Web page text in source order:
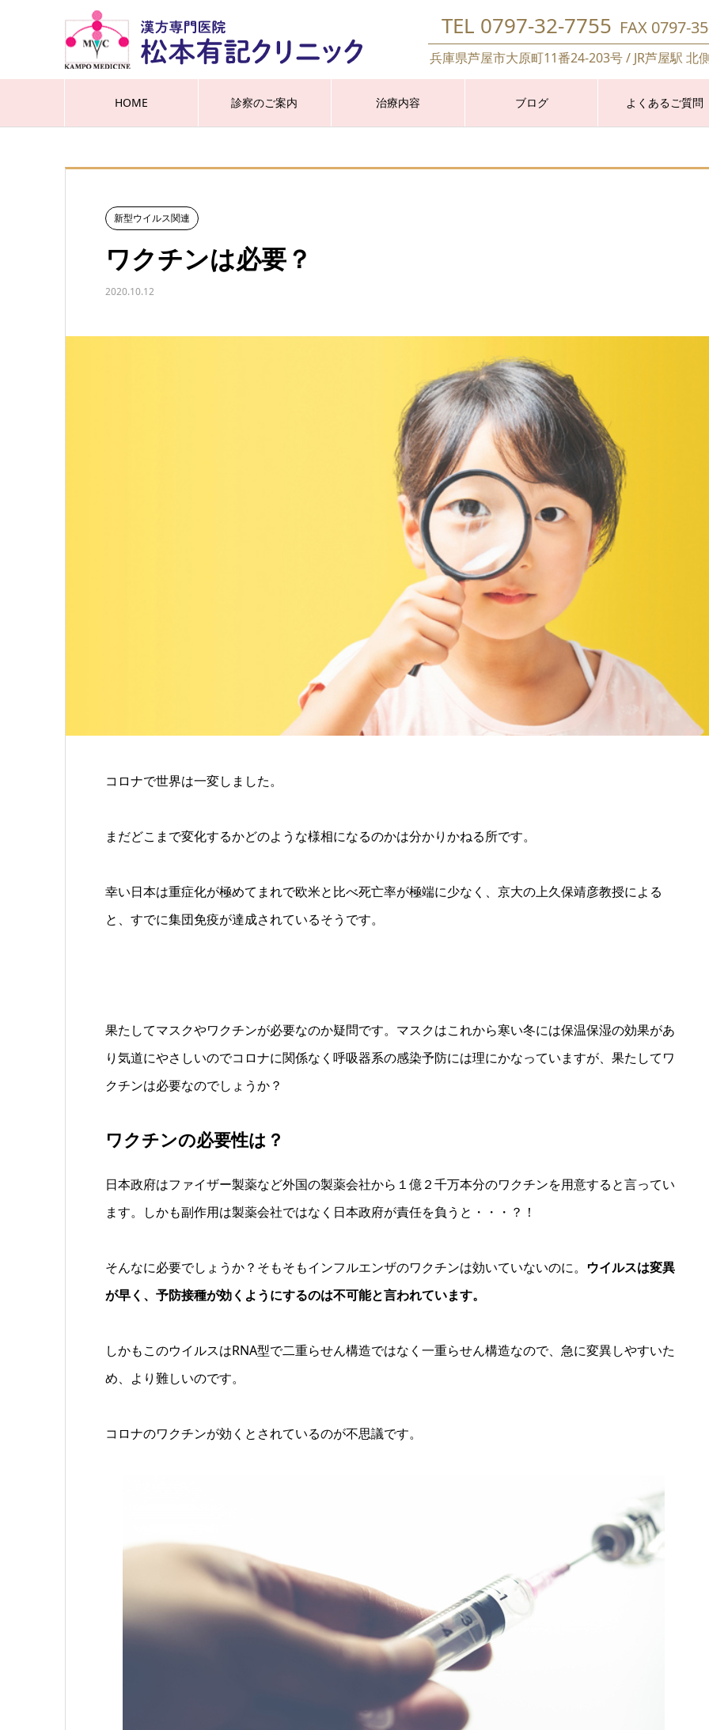
TEL 0797-32-7755 FAX 0797-
兵庫県芦屋市大原町11番24-203号 / JR芦屋駅 北
HOME 診察のご案内 治療内容 ブログ よくあるご質問
新型ウイルス関連
ワクチンは必要？
2020.10.12
コロナで世界は一変しました。
まだどこまで変化するかどのような様相になるのかは分かりかねる所です。
幸い日本は重症化が極めてまれで欧米と比べ死亡率が極端に少なく、京大の上久保靖彦教授による
と、すでに集団免疫が達成されているそうです。
果たしてマスクやワクチンが必要なのか疑問です。マスクはこれから寒い冬には保温保湿の効果があ
り気道にやさしいのでコロナに関係なく呼吸器系の感染予防には理にかなっていますが、果たしてワ
クチンは必要なのでしょうか？
ワクチンの必要性は？
日本政府はファイザー製薬など外国の製薬会社から１億２千万本分のワクチンを用意すると言ってい
ます。しかも副作用は製薬会社ではなく日本政府が責任を負うと・・・？！
そんなに必要でしょうか？そもそもインフルエンザのワクチンは効いていないのに。 ウイルスは変異
が早く、予防接種が効くようにするのは不可能と言われています。
しかもこのウイルスはRNA型で二重らせん構造ではなく一重らせん構造なので、急に変異しやすいた
め、より難しいのです。
コロナのワクチンが効くとされているのが不思議です。